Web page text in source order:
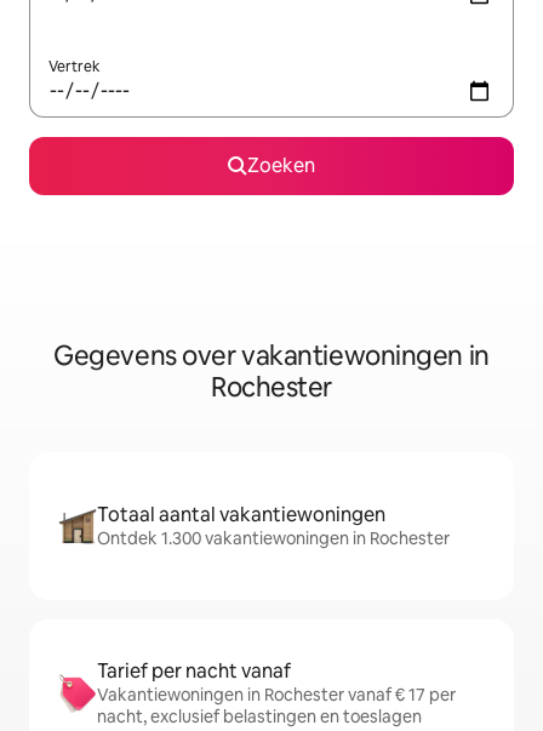
Vertrek
Zoeken
Gegevens over vakantiewoningen in
Rochester
Totaal aantal vakantiewoningen
Ontdek 1.300 vakantiewoningen in Rochester
Tarief per nacht vanaf
Vakantiewoningen in Rochester vanaf € 17 per
nacht, exclusief belastingen en toeslagen